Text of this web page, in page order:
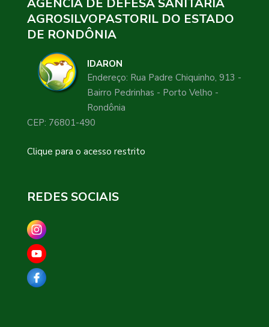
AGÊNCIA DE DEFESA SANITÁRIA
AGROSILVOPASTORIL DO ESTADO
DE RONDÔNIA
IDARON
Endereço: Rua Padre Chiquinho, 913 -
Bairro Pedrinhas - Porto Velho -
Rondônia
CEP: 76801-490
Clique para o acesso restrito
REDES SOCIAIS